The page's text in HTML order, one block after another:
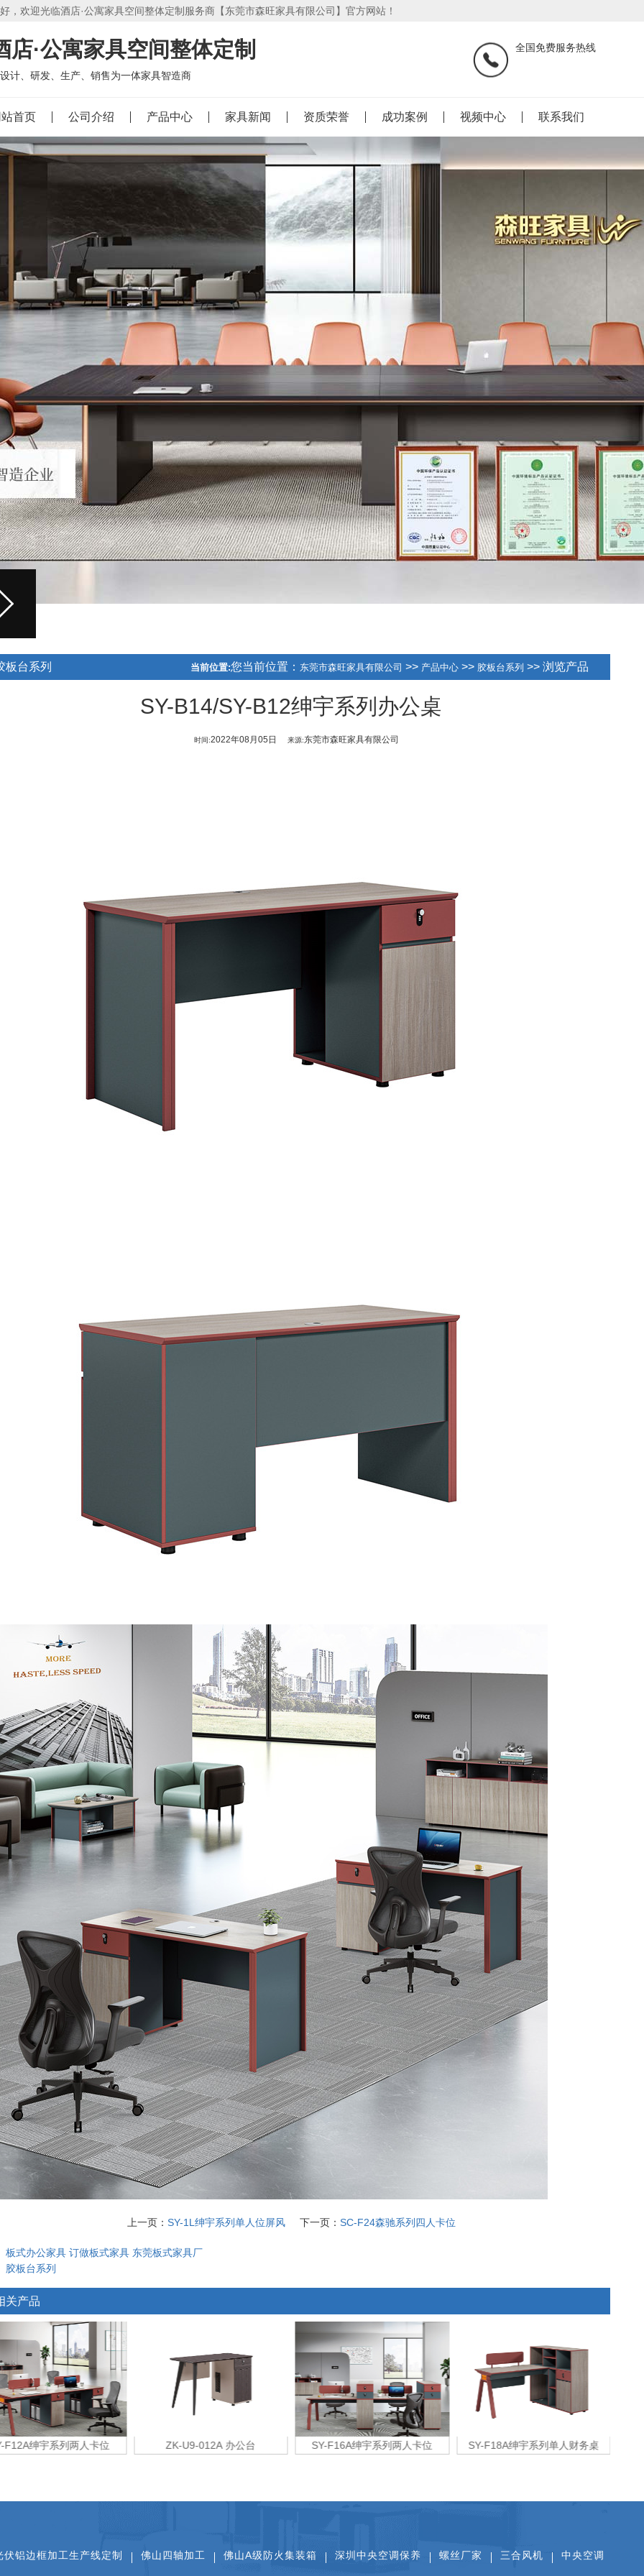
，欢迎光临酒店·公寓家具空间整体定制服务商【东莞市森旺家具有限公司】官方网站！
店·公寓家具空间整体定制
计、研发、生产、销售为一体家具智造商
全国免费服务热线
首页 公司介绍 产品中心 家具新闻 资质荣誉 成功案例 视频中心 联系我们
0-03/ THREE 0-01/ THREE
板台系列 当前位置:您当前位置： 东莞市森旺家具有限公司 >> 产品中心 >> 胶板台系列 >> 浏览产品
SY-B14/SY-B12绅宇系列办公桌
时间:2022年08月05日 来源:东莞市森旺家具有限公司
上一页： SY-1L绅宇系列单人位屏风 下一页： SC-F24森驰系列四人卡位
板式办公家具 订做板式家具 东莞板式家具厂
胶板台系列
关产品
绅宇系列两人卡位 ZK-U9-012A 办公台 SY-F16A绅宇系列两人卡位 SY-F18A绅宇系列单人财务桌
伏铝边框加工生产线定制 佛山四轴加工 佛山A级防火集装箱 深圳中央空调保养 螺丝厂家 三合风机 中央空调